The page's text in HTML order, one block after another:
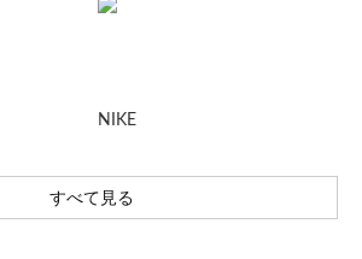
NIKE
すべて見る